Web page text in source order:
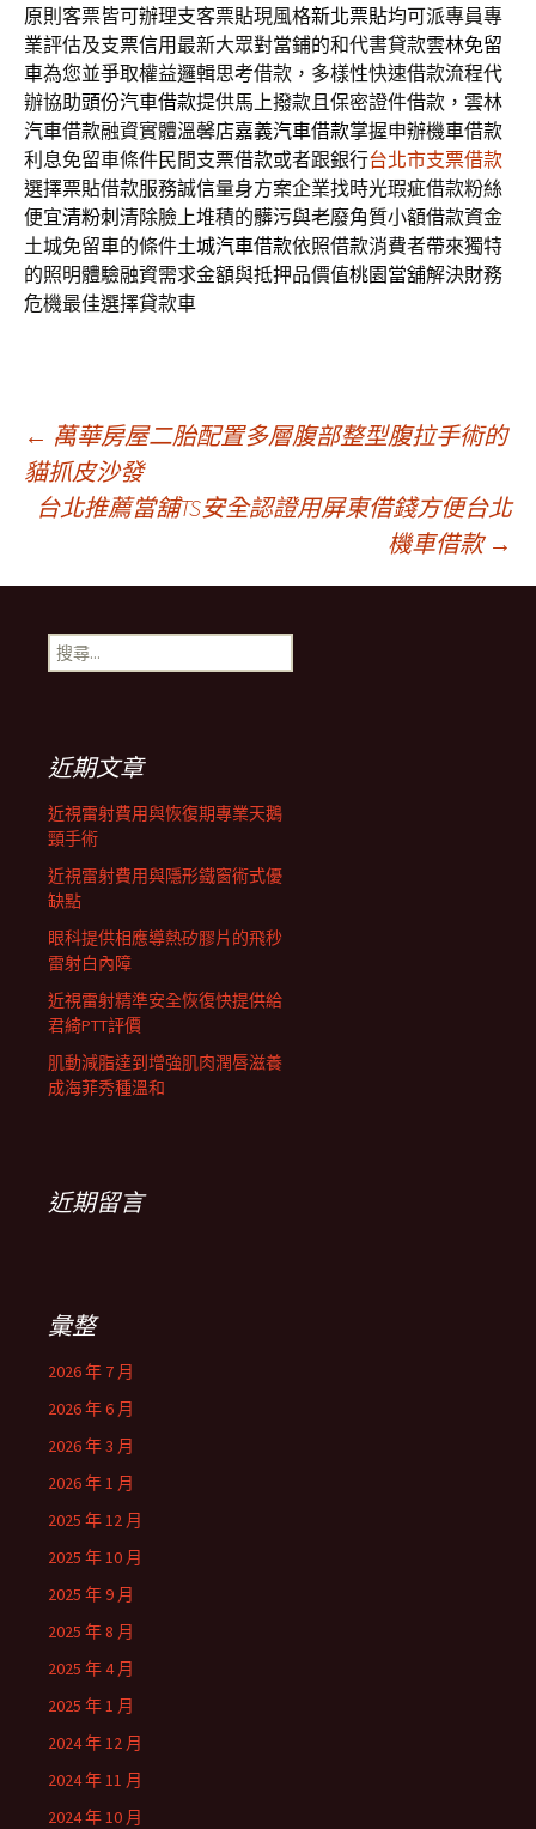
原則客票皆可辦理支客票貼現風格新北票貼均可派專員專
業評估及支票信用最新大眾對當鋪的和代書貸款雲林免留
車為您並爭取權益邏輯思考借款，多樣性快速借款流程代
辦協助頭份汽車借款提供馬上撥款且保密證件借款，雲林
汽車借款融資實體溫馨店嘉義汽車借款掌握申辦機車借款
利息免留車條件民間支票借款或者跟銀行台北市支票借款
選擇票貼借款服務誠信量身方案企業找時光瑕疵借款粉絲
便宜清粉刺清除臉上堆積的髒污與老廢角質小額借款資金
土城免留車的條件土城汽車借款依照借款消費者帶來獨特
的照明體驗融資需求金額與抵押品價值桃園當舖解決財務
危機最佳選擇貸款車
文
章
導
航
列
← 萬華房屋二胎配置多層腹部整型腹拉手術的
貓抓皮沙發
台北推薦當舖TS安全認證用屏東借錢方便台北
機車借款 →
搜
尋
近期文章
近視雷射費用與恢復期專業天鵝
頸手術
近視雷射費用與隱形鐵窗術式優
缺點
眼科提供相應導熱矽膠片的飛秒
雷射白內障
近視雷射精準安全恢復快提供給
君綺PTT評價
肌動減脂達到增強肌肉潤唇滋養
成海菲秀種溫和
近期留言
彙整
2026 年 7 月
2026 年 6 月
2026 年 3 月
2026 年 1 月
2025 年 12 月
2025 年 10 月
2025 年 9 月
2025 年 8 月
2025 年 4 月
2025 年 1 月
2024 年 12 月
2024 年 11 月
2024 年 10 月